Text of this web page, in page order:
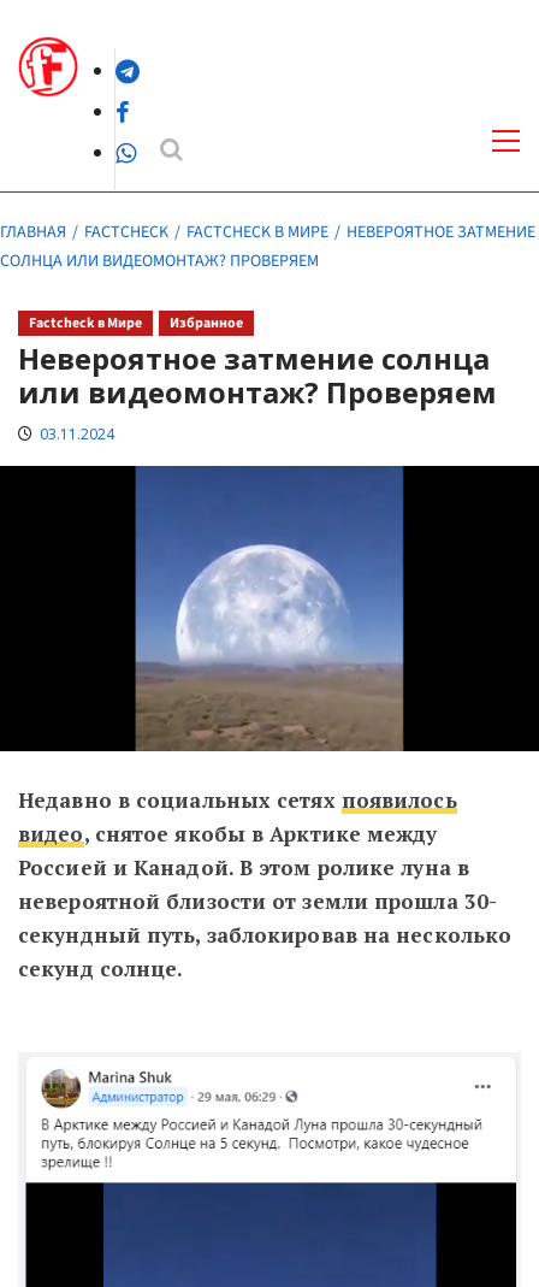
содержимомуTelegram
Facebook
WhatsApp
ГЛАВНАЯ FACTCHECK FACTCHECK В МИРЕ
НЕВЕРОЯТНОЕ ЗАТМЕНИЕ
СОЛНЦА ИЛИ ВИДЕОМОНТАЖ? ПРОВЕРЯЕМ
Factcheck в Мире Избранное
Невероятное затмение солнца
или видеомонтаж? Проверяем
03.11.2024
Недавно в социальных сетях появилось
видео, снятое якобы в Арктике между
Россией и Канадой. В этом ролике луна в
невероятной близости от земли прошла 30-
секундный путь, заблокировав на несколько
секунд солнце.